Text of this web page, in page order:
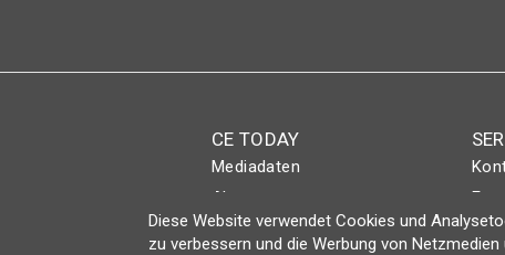
CE TODAY
Mediadaten
Abo
Magazin
Diese Website verwendet Cookies und
zu verbessern und die Werbung von